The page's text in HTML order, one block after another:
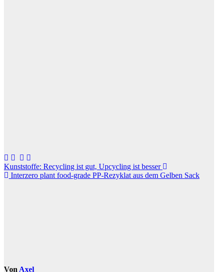
Beitragsnavigation
Kunststoffe: Recycling ist gut, Upcycling ist besser
Interzero plant food-grade PP-Rezyklat aus dem Gelben Sack
Von Axel